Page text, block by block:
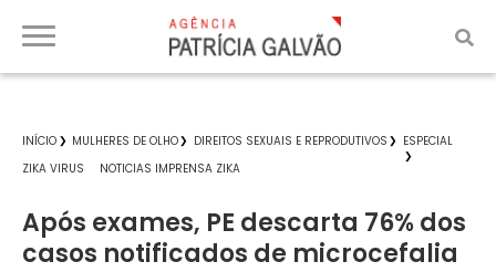
INÍCIO MULHERES DE OLHO DIREITOS SEXUAIS E REPRODUTIVOS
ESPECIAL
ZIKA VIRUS
NOTICIAS IMPRENSA ZIKA
Após exames, PE descarta 76% dos
casos notificados de microcefalia